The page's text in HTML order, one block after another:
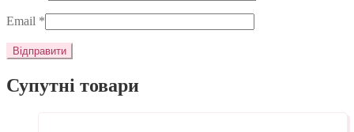
Email *
Супутні товари